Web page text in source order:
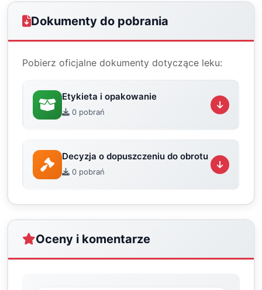
Dokumenty do pobrania
Pobierz oficjalne dokumenty dotyczące leku:
Etykieta i opakowanie
0 pobrań
Decyzja o dopuszczeniu do obrotu
0 pobrań
Oceny i komentarze